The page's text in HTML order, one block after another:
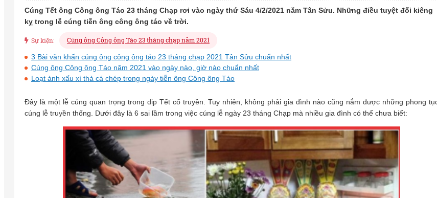
Cúng Tết ông Công ông Táo 23 tháng Chạp rơi vào ngày thứ Sáu 4/2/2021 năm Tân Sửu. Những điều tuyệt đối kiêng
kỵ trong lễ cúng tiễn ông công ông táo về trời.
Sự kiện: Cúng ông Công ông Táo 23 tháng chạp năm 2021
3 Bài văn khấn cúng ông công ông táo 23 tháng chạp 2021 Tân Sửu chuẩn nhất
Cúng ông Công ông Táo năm 2021 vào ngày nào, giờ nào chuẩn nhất
Loạt ảnh xấu xí thả cá chép trong ngày tiễn ông Công ông Táo
Đây là một lễ cúng quan trọng trong dịp Tết cổ truyền. Tuy nhiên, không phải gia đình nào cũng nắm được những phong
cúng lễ truyền thống. Dưới đây là 6 sai lầm trong việc cúng lễ ngày 23 tháng Chạp mà nhiều gia đình có thể chưa biết: